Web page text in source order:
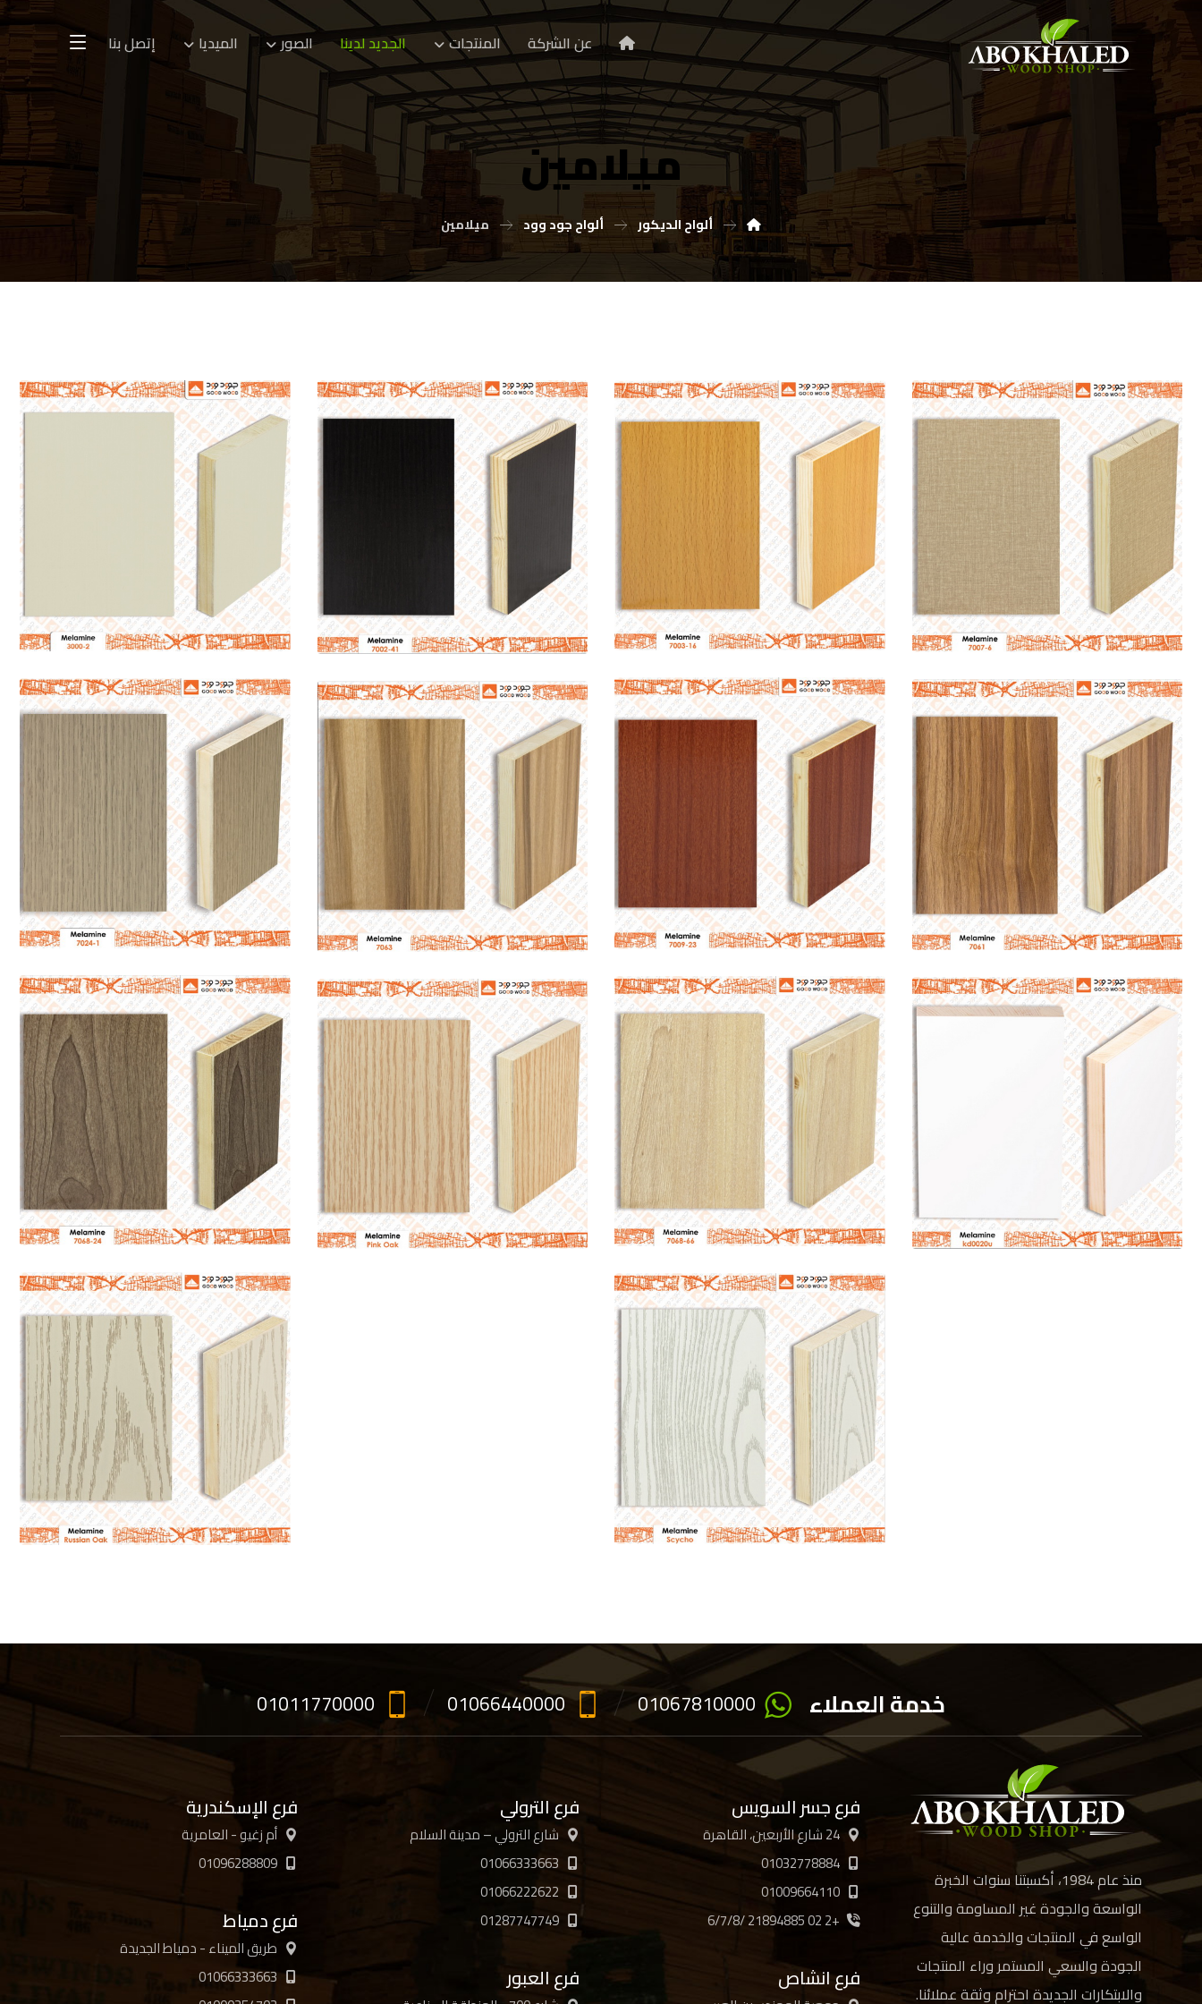
عن الشركة المنتجات الجديد لدينا الصور الميديا إتصل بنا
ميلامين
ألواح الديكور ألواح جود وود ميلامين
01011770000 01066440000 01067810000 خدمة العملاء
منذ عام 1984، أكسبتنا سنوات الخبرة
الواسعة والجودة غير المساومة والتنوع
الواسع في المنتجات والخدمة عالية
الجودة والسعي المستمر وراء المنتجات
والابتكارات الجديدة احترام وثقة عملائنا.
فرع جسر السويس
24 شارع الأربعين، القاهرة
01032778884
01009664110
+2 02 21894885 /6/7/8
فرع انشاص
فرع الترولي
شارع الترولي – مدينة السلام
01066333663
01066222622
01287747749
فرع العبور
فرع الإسكندرية
أم زغيو - العامرية
01096288809
فرع دمياط
طريق الميناء - دمياط الجديدة
01066333663